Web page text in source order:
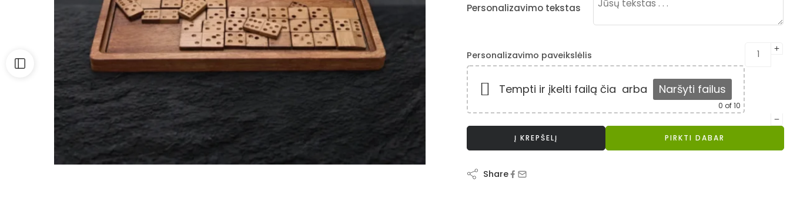
Personalizavimo tekstas
Personalizavimo paveikslėlis
Tempti ir įkelti failą čia arba Naršyti failus
0 of 10
Į KREPŠELĮ PIRKTI DABAR
Share